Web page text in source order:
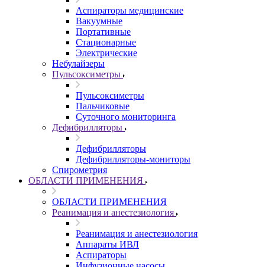
Аспираторы медицинские
Вакуумные
Портативные
Стационарные
Электрические
Небулайзеры
Пульсоксиметры
Пульсоксиметры
Пальчиковые
Суточного мониторинга
Дефибрилляторы
Дефибрилляторы
Дефибрилляторы-мониторы
Спирометрия
ОБЛАСТИ ПРИМЕНЕНИЯ
ОБЛАСТИ ПРИМЕНЕНИЯ
Реанимация и анестезиология
Реанимация и анестезиология
Аппараты ИВЛ
Аспираторы